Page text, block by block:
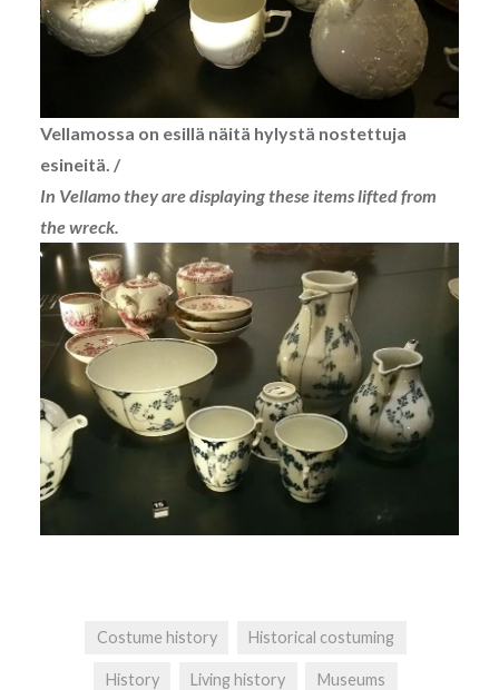
Vellamossa on esillä näitä hylystä nostettuja
esineitä. /
In Vellamo they are displaying these items lifted from
the wreck.
Costume history Historical costuming
History Living history Museums